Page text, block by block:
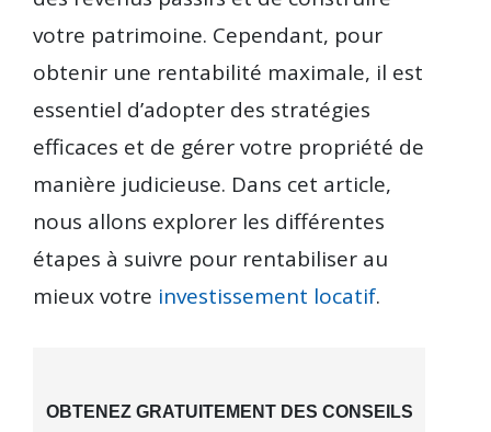
votre patrimoine. Cependant, pour
obtenir une rentabilité maximale, il est
essentiel d’adopter des stratégies
efficaces et de gérer votre propriété de
manière judicieuse. Dans cet article,
nous allons explorer les différentes
étapes à suivre pour rentabiliser au
mieux votre investissement locatif.
OBTENEZ GRATUITEMENT DES CONSEILS